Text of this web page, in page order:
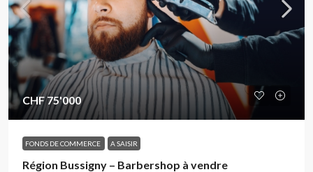
CHF 75'000
FONDS DE COMMERCE A SAISIR
Région Bussigny – Barbershop à vendre